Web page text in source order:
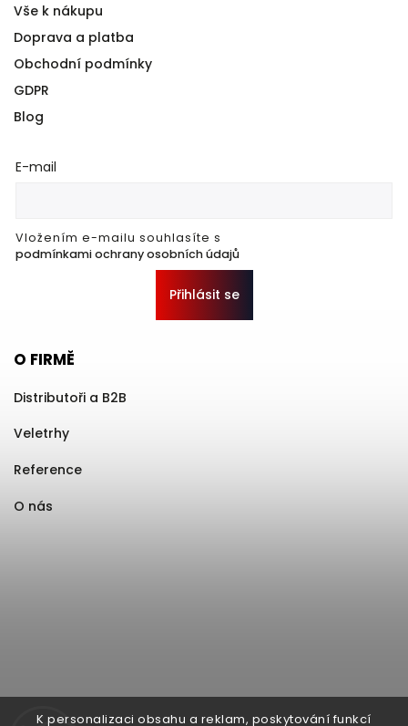
K personalizaci obsahu a reklam, poskytování funkcí
Vše k nákupu
Doprava a platba
Obchodní podmínky
GDPR
Blog
E-mail
Vložením e-mailu souhlasíte s
podmínkami ochrany osobních údajů
Přihlásit se
O FIRMĚ
Distributoři a B2B
Veletrhy
Reference
O nás